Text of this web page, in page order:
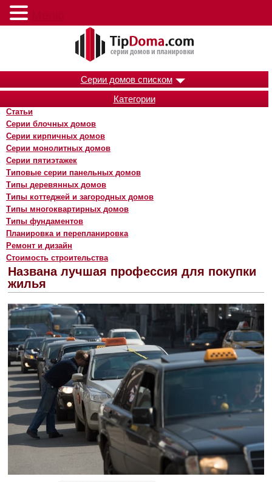
Серии домов списком
Категории
Статьи
Серии блочных домов
Серии кирпичных домов
Серии монолитных домов
Серии пятиэтажек
Типовые серии панельных домов
Типы деревянных домов
Типы коттеджей и загородных домов
Типы многоквартирных домов
Типы фундаментов
Планировка и перепланировка
Ремонт и дизайн
Стоимость строительства
Названа лучшая профессия для покупки
жилья